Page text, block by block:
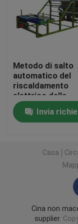
Tagliatrice
Macchina della
Tagliatrice del
Macchina di
Goffratrice
Tagliatrice del
Metodo di salto
automatico del
riscaldamento
elettrico della
macchina della
laminazione del
tessuto della
Invia
Casa
Cina non
supplier.